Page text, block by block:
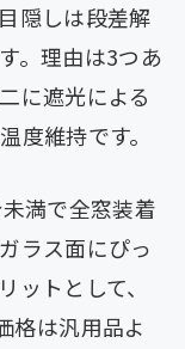
隠しは段差解
。理由は3つあ
に遮光による
度維持です。
満で全窓装着
ラス面にぴっ
ットとして、
格は汎用品よ